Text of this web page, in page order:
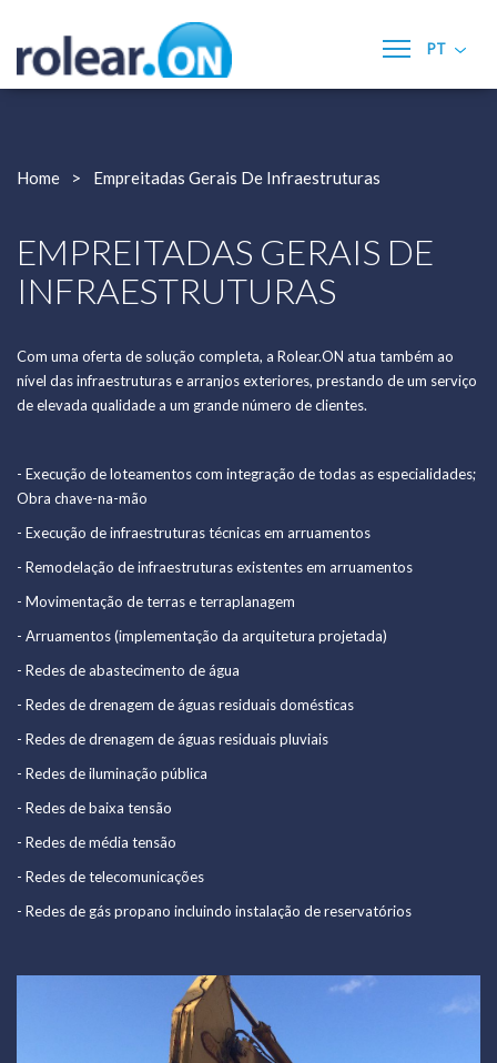
PT
- Construção Civil (Edifícios & Remodelações)
- Eletricidade
- Energias Renováveis
- AVAC
- Gestão Técnica Centralizada e Domótica
- Manutenção & Assistência Técnica
Qualidade, Ambiente e Segurança
Certificações
Portfolio
Contactos
289 860 340
Home Empreitadas Gerais De Infraestruturas
EMPREITADAS GERAIS DE
INFRAESTRUTURAS
Com uma oferta de solução completa, a Rolear.ON atua também ao
nível das infraestruturas e arranjos exteriores, prestando de um serviço
de elevada qualidade a um grande número de clientes.
- Execução de loteamentos com integração de todas as especialidades;
Obra chave-na-mão
- Execução de infraestruturas técnicas em arruamentos
- Remodelação de infraestruturas existentes em arruamentos
- Movimentação de terras e terraplanagem
- Arruamentos (implementação da arquitetura projetada)
- Redes de abastecimento de água
- Redes de drenagem de águas residuais domésticas
- Redes de drenagem de águas residuais pluviais
- Redes de iluminação pública
- Redes de baixa tensão
- Redes de média tensão
- Redes de telecomunicações
- Redes de gás propano incluindo instalação de reservatórios